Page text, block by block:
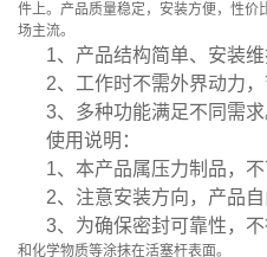
件上。产品质量稳定，安装方便，性价
场主流。
1、产品结构简单、安装维
2、工作时不需外界动力，
3、多种功能满足不同需求
使用说明：
1、本产品属压力制品，
2、注意安装方向，产品
3、为确保密封可靠性，
和化学物质等涂抹在活塞杆表面。